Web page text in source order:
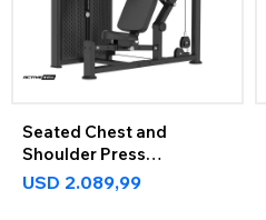
Seated Chest and
Shoulder Press
ActiveMax
USD 2.089,99